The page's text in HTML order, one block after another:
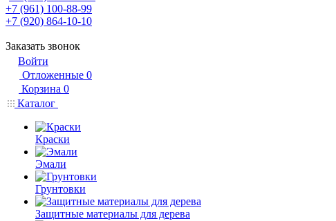
+7 (961) 100-88-99
+7 (920) 864-10-10
Заказать звонок
Войти
Отложенные 0
Корзина 0
Каталог
Краски
Эмали
Грунтовки
Защитные материалы для дерева